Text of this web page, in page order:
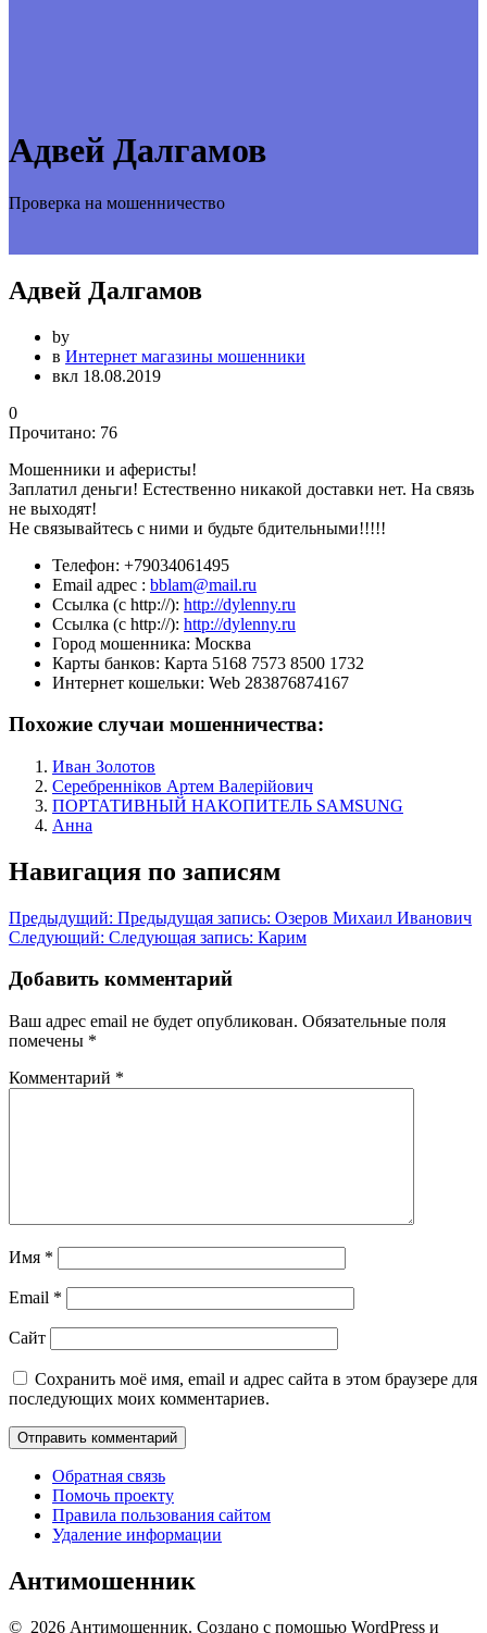
Адвей Далгамов
Проверка на мошенничество
Адвей Далгамов
by
в Интернет магазины мошенники
вкл 18.08.2019
0
Прочитано: 76
Мошенники и аферисты!
Заплатил деньги! Естественно никакой доставки нет. На связь
не выходят!
Не связывайтесь с ними и будьте бдительными!!!!!
Телефон: +79034061495
Email адрес : bblam@mail.ru
Ссылка (с http://): http://dylenny.ru
Ссылка (с http://): http://dylenny.ru
Город мошенника: Москва
Карты банков: Карта 5168 7573 8500 1732
Интернет кошельки: Web 283876874167
Похожие случаи мошенничества:
Иван Золотов
Серебренніков Артем Валерійович
ПОРТАТИВНЫЙ НАКОПИТЕЛЬ SAMSUNG
Анна
Навигация по записям
Предыдущий: Предыдущая запись: Озеров Михаил Иванович
Следующий: Следующая запись: Карим
Добавить комментарий
Ваш адрес email не будет опубликован. Обязательные поля
помечены *
Комментарий *
Имя *
Email *
Сайт
Сохранить моё имя, email и адрес сайта в этом браузере для
последующих моих комментариев.
Обратная связь
Помочь проекту
Правила пользования сайтом
Удаление информации
Антимошенник
© 2026 Антимошенник. Создано с помощью WordPress и